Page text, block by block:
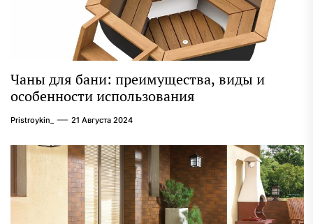
Чаны для бани: преимущества, виды и
особенности использования
Pristroykin_ 21 Августа 2024